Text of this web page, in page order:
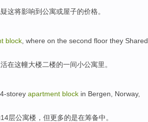
这将影响到公寓或屋子的价格。
block , where on the second floor they Shared
在这幢大楼二楼的一间小公寓里。
storey apartment block in Bergen Norway,
层公寓楼 ， 但更多的是在筹备中 。